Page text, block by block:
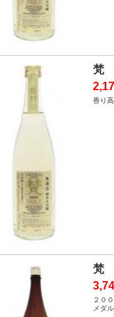
梵
香り
梵
２０
メダ